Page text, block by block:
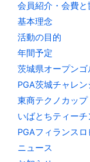
会員紹介・会費と
基本理念
活動の目的
年間予定
茨城県オープン
PGA茨城チャレ
東商テクノカップ
いばとちティー
PGAフィランスロ
ニュース